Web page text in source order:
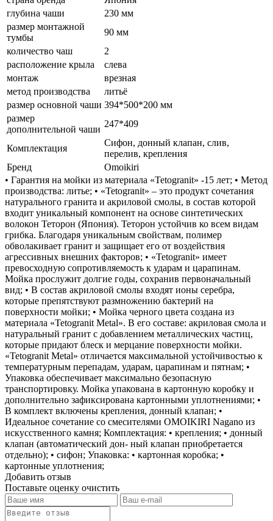
глубина чаши
230 мм
размер монтажной
тумбы
90 мм
количество чаш
2
расположение крыла
слева
монтаж
врезная
метод производства
литьё
размер основной чаши 394*500*200 мм
размер
дополнительной чаши
247*409
Комплектация
Сифон, донный клапан, слив,
перелив, крепления
Бренд
Omoikiri
• Гарантия на мойки из материала «Tetogranit» -15 лет; • Метод
производства: литье; • «Tetogranit» – это продукт сочетания
натурального гранита и акриловой смолы, в состав которой
входит уникальный компонент на основе синтетических
волокон Теторон (Япония). Теторон устойчив ко всем видам
грибка. Благодаря уникальным свойствам, полимер
обволакивает гранит и защищает его от воздействия
агрессивных внешних факторов; • «Tetogranit» имеет
превосходную сопротивляемость к ударам и царапинам.
Мойка прослужит долгие годы, сохранив первоначальный
вид; • В состав акриловой смолы входят ионы серебра,
которые препятствуют размножению бактерий на
поверхности мойки; • Мойка черного цвета создана из
материала «Tetogranit Metal». В его составе: акриловая смола и
натуральный гранит с добавлением металлических частиц,
которые придают блеск и мерцание поверхности мойки.
«Tetogranit Metal» отличается максимальной устойчивостью к
температурным перепадам, ударам, царапинам и пятнам; •
Упаковка обеспечивает максимально безопасную
транспортировку. Мойка упакована в картонную коробку и
дополнительно зафиксирована картонными уплотнениями; •
В комплект включены крепления, донный клапан; •
Идеальное сочетание со смесителями OMOIKIRI Nagano из
искусственного камня; Комплектация: • крепления; • донный
клапан (автоматический дон- ный клапан приобретается
отдельно); • сифон; Упаковка: • картонная коробка; •
картонные уплотнения;
Добавить отзыв
Поставьте оценку очистить